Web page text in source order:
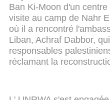
Ban Ki-Moon d'un
visite au camp de Nahr
où il a rencontré
Liban, Achraf Dabbor,
responsables
réclamant la